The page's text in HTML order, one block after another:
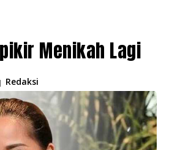
Menikah Lagi
| Redaksi